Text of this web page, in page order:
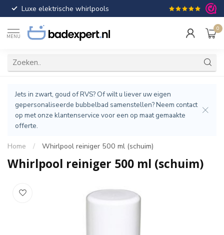
Luxe elektrische whirlpools Gratis
MENU
0
Jets in zwart, goud of RVS? Of wilt u liever uw eigen
gepersonaliseerde bubbelbad samenstellen? Neem contact
op met onze klantenservice voor een op maat gemaakte
offerte.
Home / Whirlpool reiniger 500 ml (schuim)
Whirlpool reiniger 500 ml (schuim)